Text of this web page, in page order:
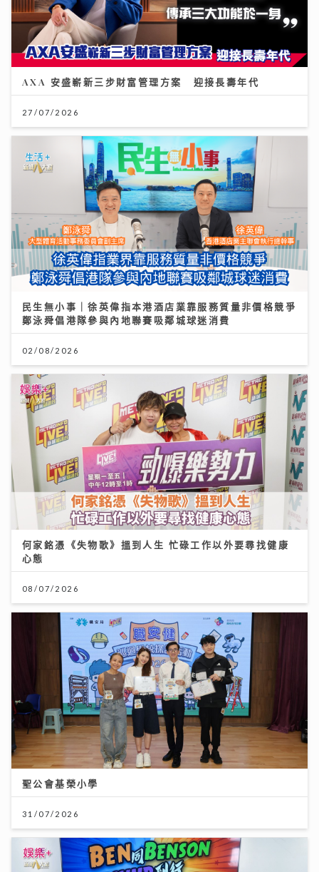
AXA 安盛嶄新三步財富管理方案 迎接長壽年代
27/07/2026
民生無小事｜徐英偉指本港酒店業靠服務質量非價格競爭
鄭泳舜倡港隊參與內地聯賽吸鄰城球迷消費
02/08/2026
何家銘憑《失物歌》搵到人生 忙碌工作以外要尋找健康
心態
08/07/2026
聖公會基榮小學
31/07/2026